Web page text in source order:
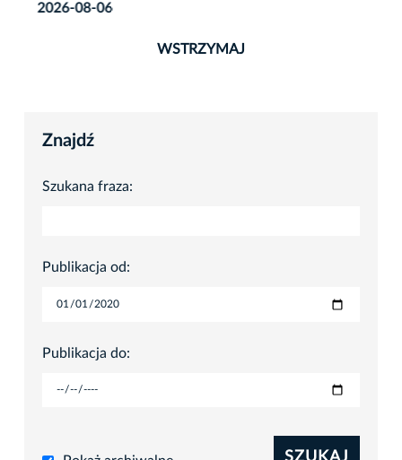
2026-08-06
WSTRZYMAJ
Znajdź
Szukana fraza:
Publikacja od:
Publikacja do: